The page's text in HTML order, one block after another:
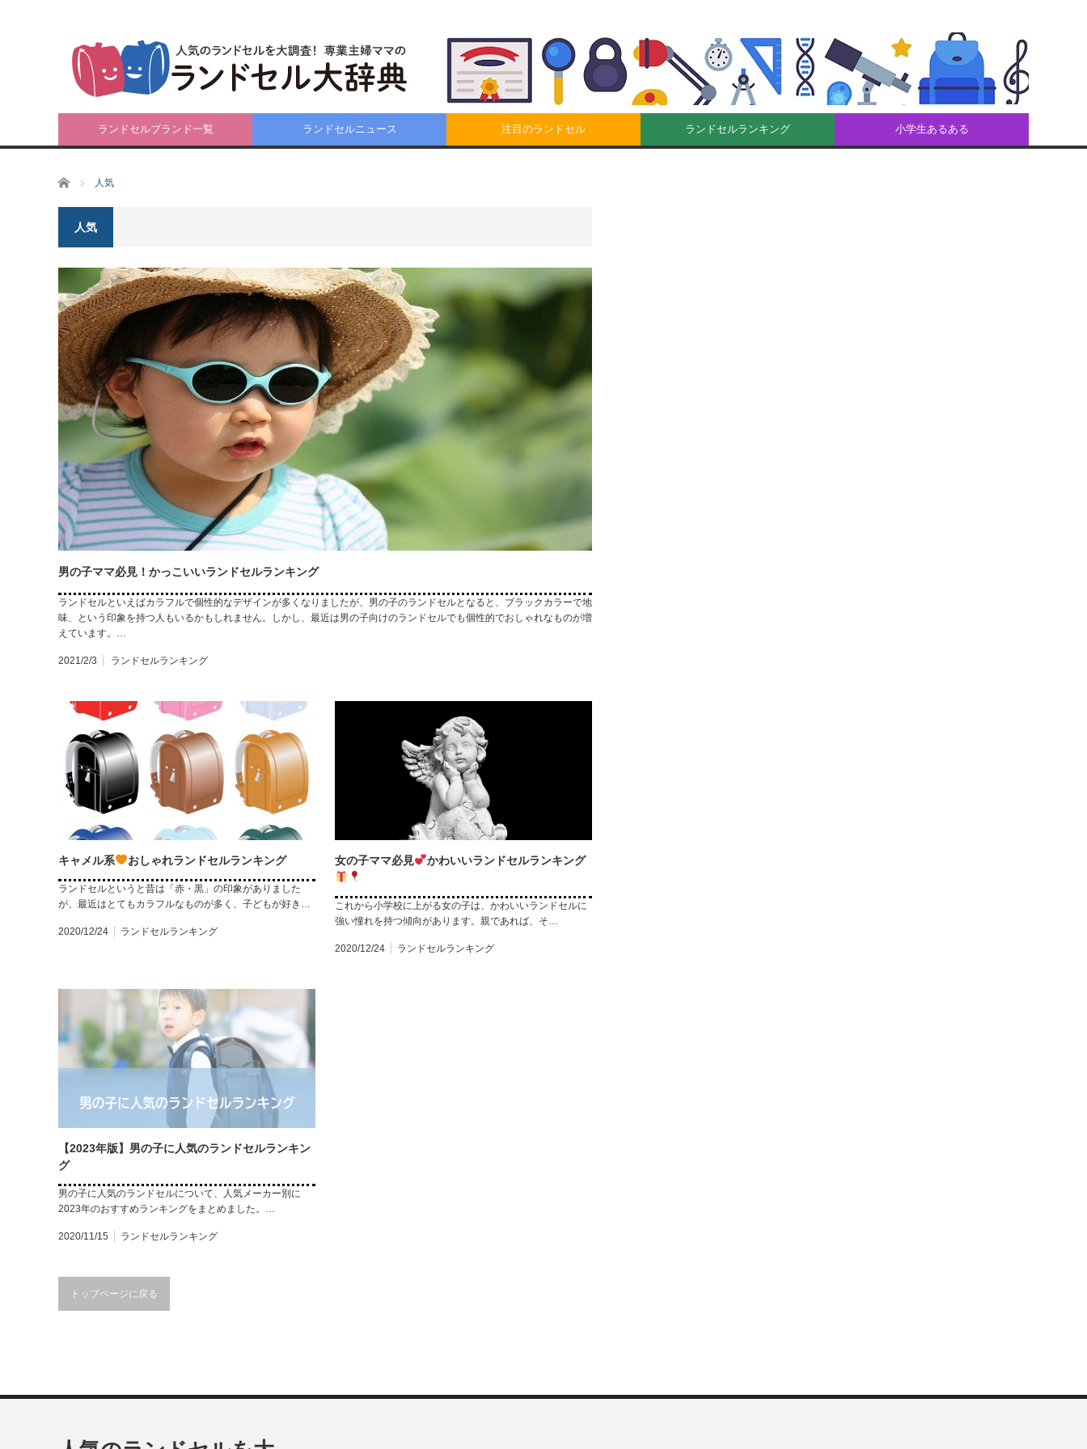
ランドセルブランド一覧 ランドセルニュース 注目のランドセル ランドセルランキング 小学生あるある
ホーム 人気
人気
男の子ママ必見！かっこいいランドセルランキング
ランドセルといえばカラフルで個性的なデザインが多くなりましたが、男の子のランドセルとなると、ブラックカラーで地
味、という印象を持つ人もいるかもしれません。しかし、最近は男の子向けのランドセルでも個性的でおしゃれなものが増
えています。…
2021/2/3 ランドセルランキング
キャメル系 おしゃれランドセルランキング
ランドセルというと昔は「赤・黒」の印象がありました
が、最近はとてもカラフルなものが多く、子どもが好き…
2020/12/24 ランドセルランキング
女の子ママ必見 かわいいランドセルランキング
これから小学校に上がる女の子は、かわいいランドセルに
強い憧れを持つ傾向があります。親であれば、そ…
2020/12/24 ランドセルランキング
【2023年版】男の子に人気のランドセルランキン
グ
男の子に人気のランドセルについて、人気メーカー別に
2023年のおすすめランキングをまとめました。…
2020/11/15 ランドセルランキング
トップページに戻る